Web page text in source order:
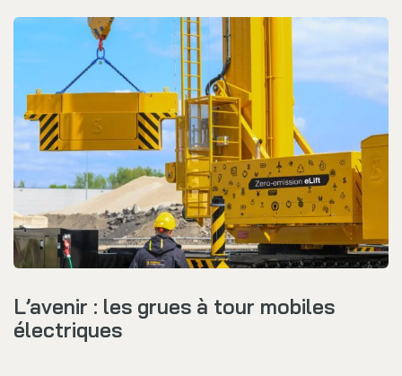
L’avenir : les grues à tour mobiles
électriques